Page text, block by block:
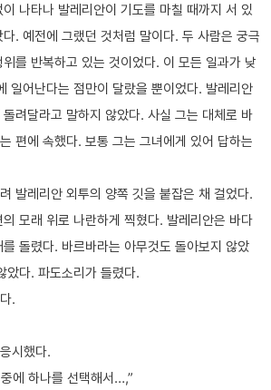
나타나 발레리안이 기도를 마칠 때까지 서 있
. 예전에 그랬던 것처럼 말이다. 두 사람은 궁극
를 반복하고 있는 것이었다. 이 모든 일과가 낮
일어난다는 점만이 달랐을 뿐이었다. 발레리안
려달라고 말하지 않았다. 사실 그는 대체로 바
편에 속했다. 보통 그는 그녀에게 있어 답하는
발레리안 외투의 양쪽 깃을 붙잡은 채 걸었다.
모래 위로 나란하게 찍혔다. 발레리안은 바다
돌렸다. 바르바라는 아무것도 돌아보지 않았
았다. 파도소리가 들렸다.
.
시했다.
에 하나를 선택해서…,”